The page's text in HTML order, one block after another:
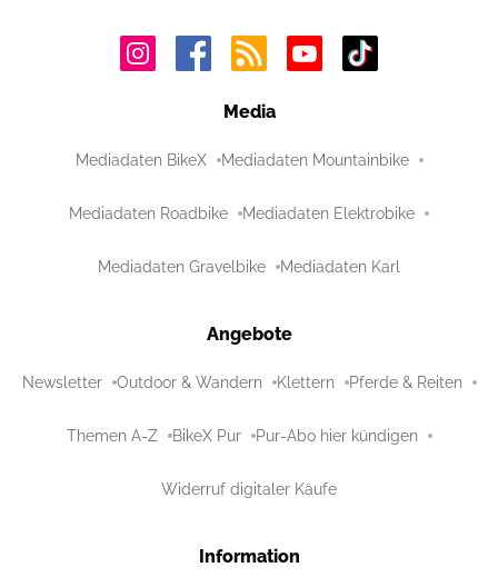
Media
Mediadaten BikeX Mediadaten Mountainbike
Mediadaten Roadbike Mediadaten Elektrobike
Mediadaten Gravelbike Mediadaten Karl
Angebote
Newsletter Outdoor & Wandern Klettern Pferde & Reiten
Themen A-Z BikeX Pur Pur-Abo hier kündigen
Widerruf digitaler Käufe
Information